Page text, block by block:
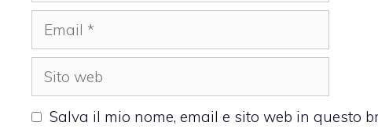
Email
Sito
web
Salva il mio nome, email e sito web in questo